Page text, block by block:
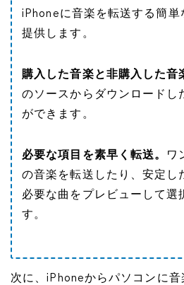
iPhoneに音楽を転送する簡単
提供します。
購入した音楽と非購入した音
のソースからダウンロードし
ができます。
必要な項目を素早く転送。
ワ
の音楽を転送したり、安定し
必要な曲をプレビューして選
す。
次に、iPhoneからパソコンに